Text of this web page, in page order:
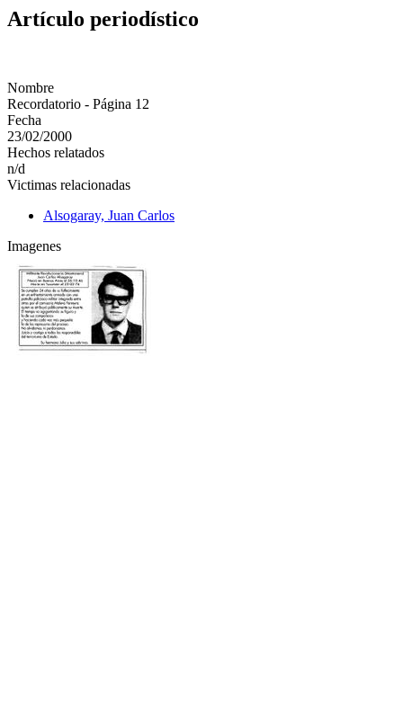
Artículo periodístico
Nombre
Recordatorio - Página 12
Fecha
23/02/2000
Hechos relatados
n/d
Victimas relacionadas
Alsogaray, Juan Carlos
Imagenes